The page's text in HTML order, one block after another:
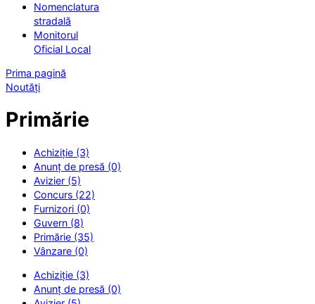
Nomenclatura
stradală
Monitorul
Oficial Local
Prima pagină
Noutăți
Primărie
Achiziție (3)
Anunț de presă (0)
Avizier (5)
Concurs (22)
Furnizori (0)
Guvern (8)
Primărie (35)
Vânzare (0)
Achiziție (3)
Anunț de presă (0)